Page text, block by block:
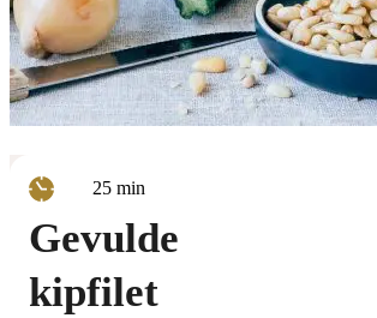
25minuten
min
Gevulde
kipfilet